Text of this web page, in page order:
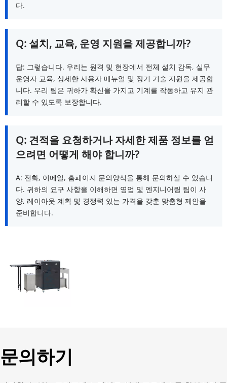
다.
Q: 설치, 교육, 운영 지원을 제공합니까?
답: 그렇습니다. 우리는 원격 및 현장에서 전체 설치 감독, 실무
운영자 교육, 상세한 사용자 매뉴얼 및 장기 기술 지원을 제공합
니다. 우리 팀은 귀하가 확신을 가지고 기계를 작동하고 유지 관
리할 수 있도록 보장합니다.
Q: 견적을 요청하거나 자세한 제품 정보를 얻
으려면 어떻게 해야 합니까?
A: 전화, 이메일, 홈페이지 문의양식을 통해 문의하실 수 있습니
다. 귀하의 요구 사항을 이해하면 영업 및 엔지니어링 팀이 사
양, 레이아웃 계획 및 경쟁력 있는 가격을 갖춘 맞춤형 제안을
준비합니다.
문의하기